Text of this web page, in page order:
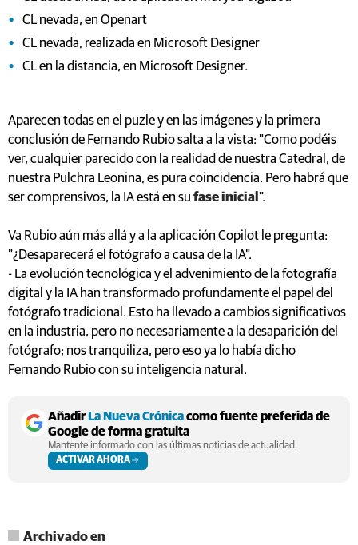
CL nevada, en Openart
CL nevada, realizada en Microsoft Designer
CL en la distancia, en Microsoft Designer.
Aparecen todas en el puzle y en las imágenes y la primera
conclusión de Fernando Rubio salta a la vista: "Como podéis
ver, cualquier parecido con la realidad de nuestra Catedral, de
nuestra Pulchra Leonina, es pura coincidencia. Pero habrá que
ser comprensivos, la IA está en su fase inicial ".
Va Rubio aún más allá y a la aplicación Copilot le pregunta:
"¿Desaparecerá el fotógrafo a causa de la IA".
- La evolución tecnológica y el advenimiento de la fotografía
digital y la IA han transformado profundamente el papel del
fotógrafo tradicional. Esto ha llevado a cambios significativos
en la industria, pero no necesariamente a la desaparición del
fotógrafo; nos tranquiliza, pero eso ya lo había dicho
Fernando Rubio con su inteligencia natural.
AñadirLa Nueva Crónicacomo fuente preferida de
Google de forma gratuita
Mantente informado con las últimas noticias de actualidad.
ACTIVAR AHORA
Archivado en